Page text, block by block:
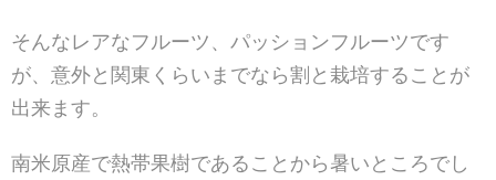
そんなレアなフルーツ、パッションフルーツです
が、意外と関東くらいまでなら割と栽培することが
出来ます。
南米原産で熱帯果樹であることから暑いところでし